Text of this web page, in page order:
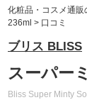
化粧品・コスメ通
236ml > 口コミ
ブリス BLISS
スーパー
Bliss Super Minty